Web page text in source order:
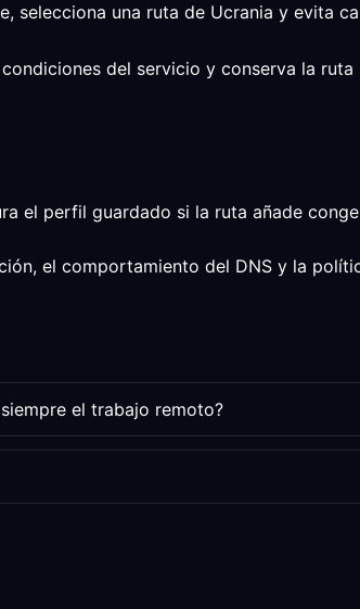
selecciona una ruta de Ucrania y evita
del servicio y conserva la
el perfil guardado si la ruta añade
el comportamiento del DNS y la
el trabajo remoto?